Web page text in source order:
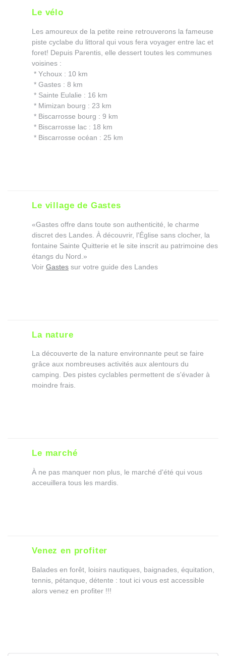
Le vélo
Les amoureux de la petite reine retrouverons la fameuse
piste cyclabe du littoral qui vous fera voyager entre lac et
foret! Depuis Parentis, elle dessert toutes les communes
voisines :
* Ychoux : 10 km
* Gastes : 8 km
* Sainte Eulalie : 16 km
* Mimizan bourg : 23 km
* Biscarrosse bourg : 9 km
* Biscarrosse lac : 18 km
* Biscarrosse océan : 25 km
Le village de Gastes
«Gastes offre dans toute son authenticité, le charme
discret des Landes. À découvrir, l'Église sans clocher, la
fontaine Sainte Quitterie et le site inscrit au patrimoine des
étangs du Nord.»
Voir Gastes sur votre guide des Landes
La nature
La découverte de la nature environnante peut se faire
grâce aux nombreuses activités aux alentours du
camping. Des pistes cyclables permettent de s'évader à
moindre frais.
Le marché
À ne pas manquer non plus, le marché d'été qui vous
acceuillera tous les mardis.
Venez en profiter
Balades en forêt, loisirs nautiques, baignades, équitation,
tennis, pétanque, détente : tout ici vous est accessible
alors venez en profiter !!!